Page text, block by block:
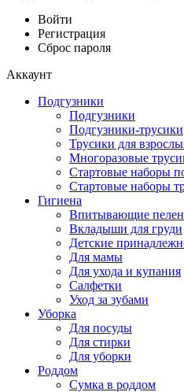
Войти
Регистрация
Сброс пароля
Аккаунт
Подгузники
Подгузники
Подгузники-трусики
Трусики для
Многоразовые
Стартовые наборы
Стартовые наборы
Гигиена
Впитывающие
Вкладыши для груди
Детские
Для мамы
Для ухода и купания
Салфетки
Уход за зубами
Уборка
Для посуды
Для стирки
Для уборки
Роддом
Сумка в роддом